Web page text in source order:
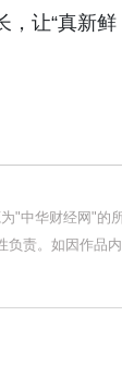
，让“真新
"中华财经网"的
负责。如因作品